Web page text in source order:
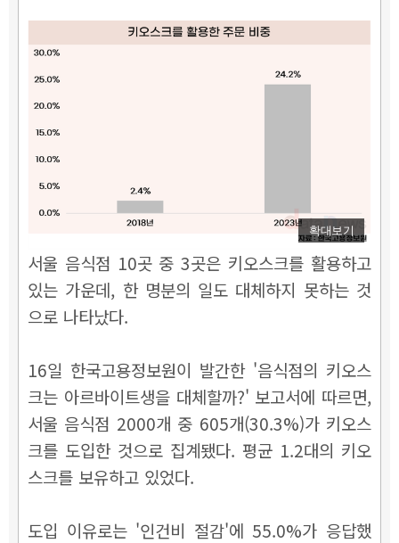
확대보기
서울 음식점 10곳 중 3곳은 키오스크를 활용하고
있는 가운데, 한 명분의 일도 대체하지 못하는 것
으로 나타났다.
16일 한국고용정보원이 발간한 '음식점의 키오스
크는 아르바이트생을 대체할까?' 보고서에 따르면,
서울 음식점 2000개 중 605개(30.3%)가 키오스
크를 도입한 것으로 집계됐다. 평균 1.2대의 키오
스크를 보유하고 있었다.
도입 이유로는 '인건비 절감'에 55.0%가 응답했